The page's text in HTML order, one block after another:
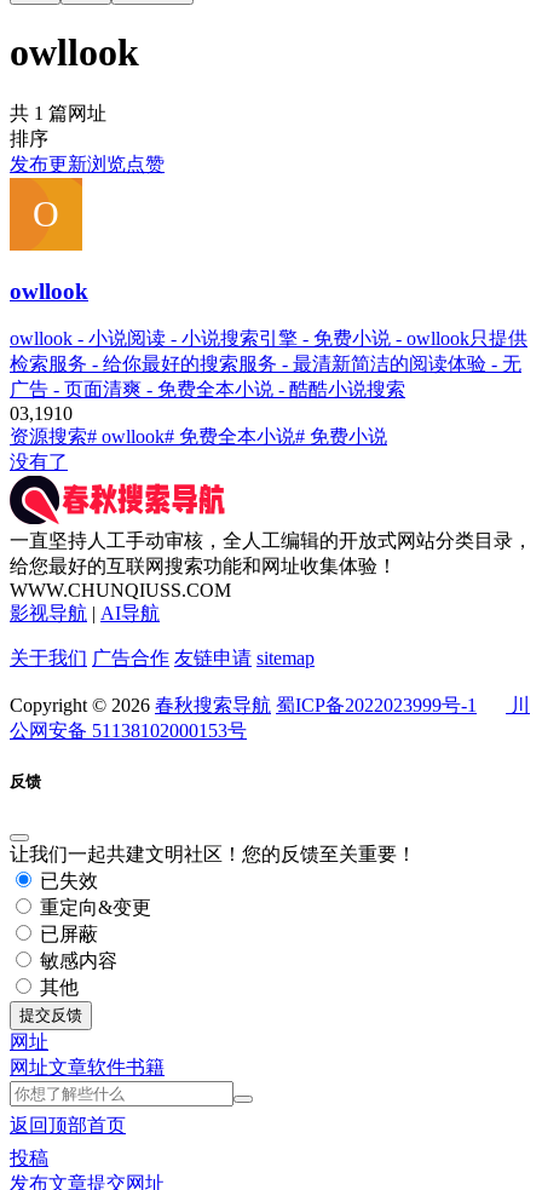
owllook
共 1 篇网址
排序
发布更新浏览点赞
owllook
owllook - 小说阅读 - 小说搜索引擎 - 免费小说 - owllook只提供
检索服务 - 给你最好的搜索服务 - 最清新简洁的阅读体验 - 无
广告 - 页面清爽 - 免费全本小说 - 酷酷小说搜索
03,1910
资源搜索# owllook# 免费全本小说# 免费小说
没有了
一直坚持人工手动审核，全人工编辑的开放式网站分类目录，
给您最好的互联网搜索功能和网址收集体验！
WWW.CHUNQIUSS.COM
影视导航 | AI导航
关于我们 广告合作 友链申请 sitemap
Copyright © 2026 春秋搜索导航 蜀ICP备2022023999号-1
川
公网安备 51138102000153号
反馈
让我们一起共建文明社区！您的反馈至关重要！
已失效
重定向&变更
已屏蔽
敏感内容
其他
提交反馈
网址
网址文章软件书籍
返回顶部首页
投稿
发布文章提交网址